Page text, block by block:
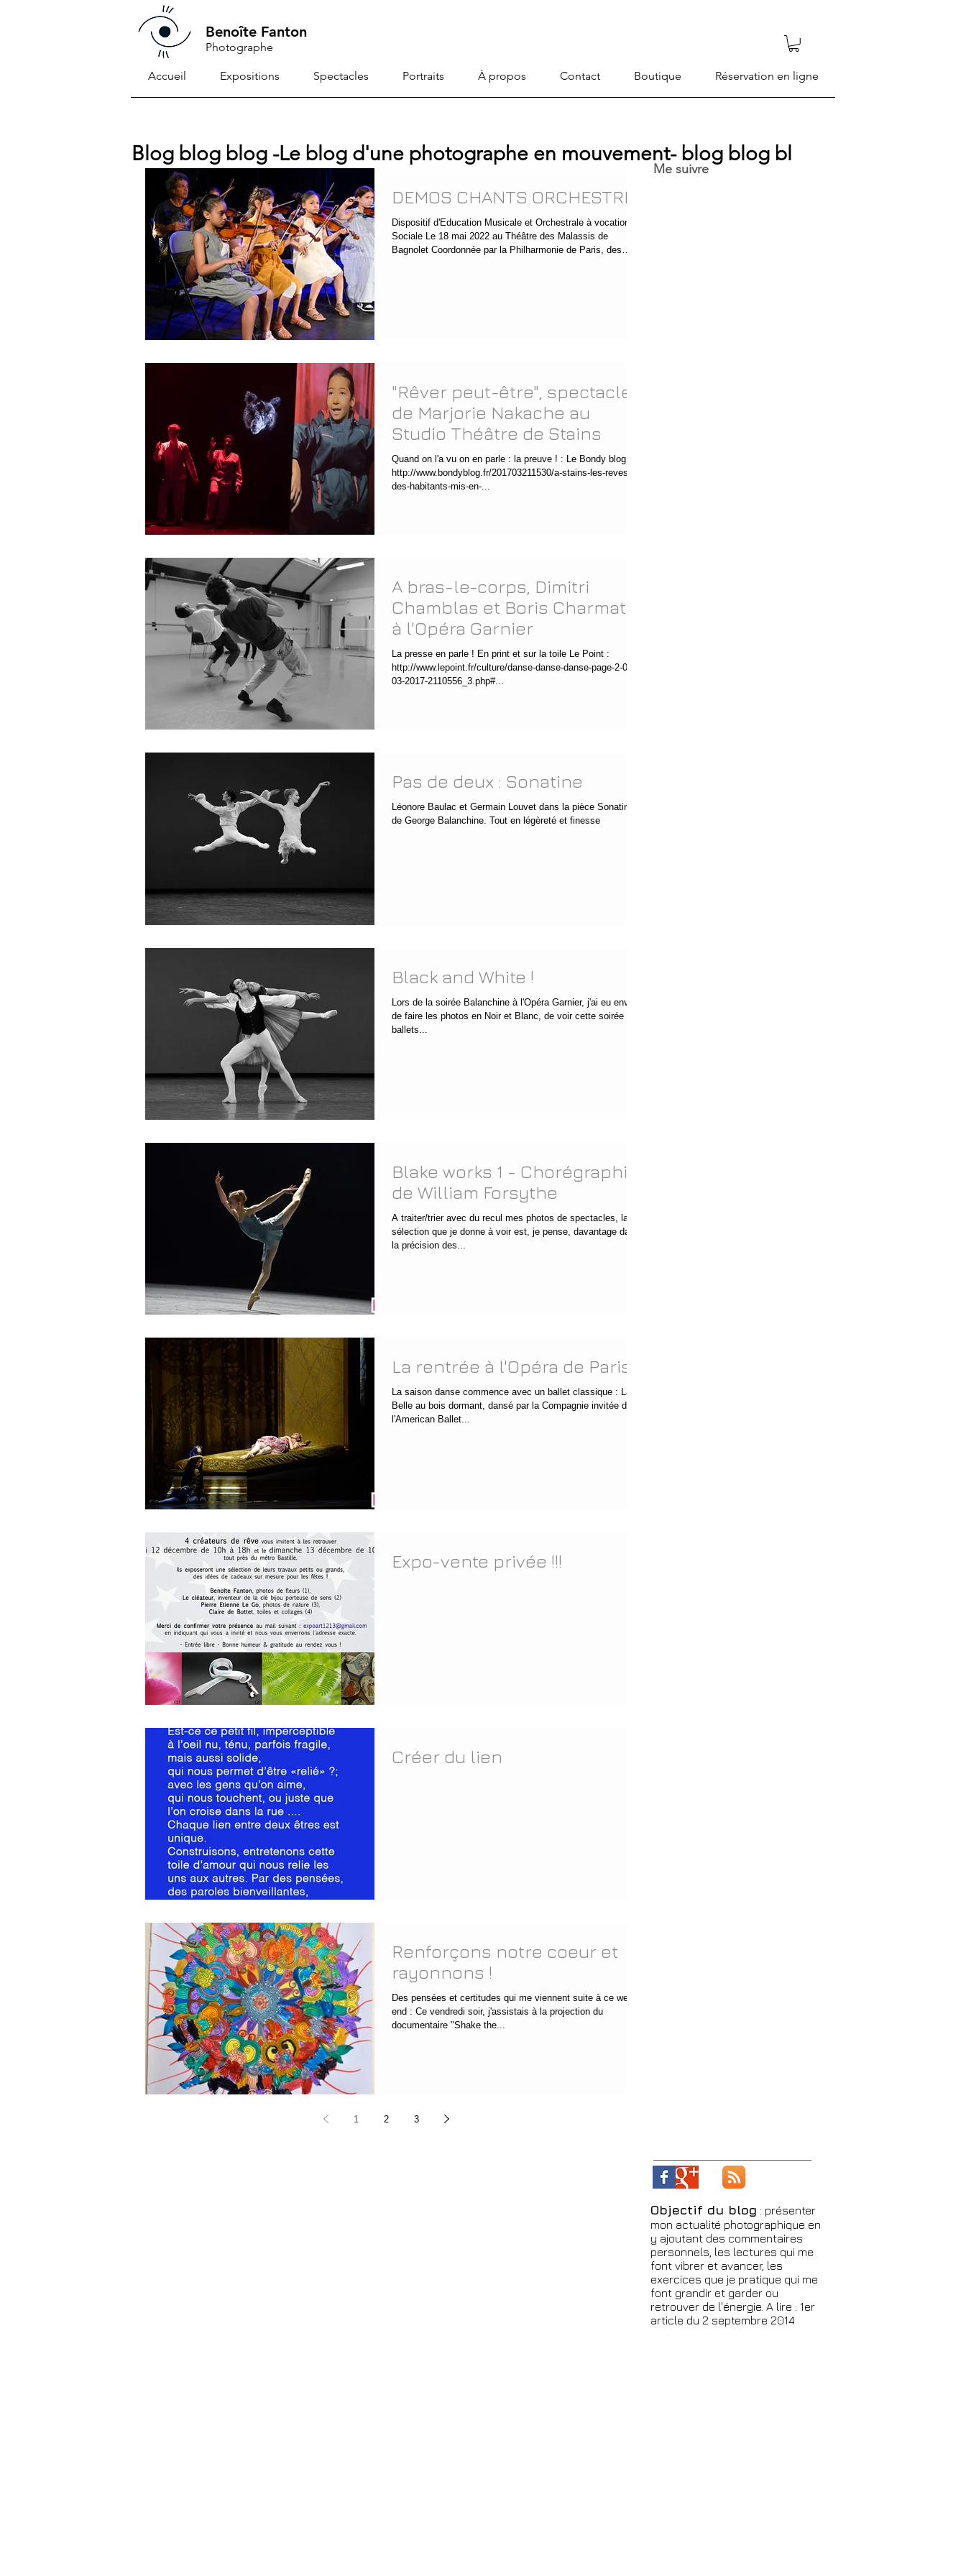
Benoîte Fanton
Photographe
Accueil Expositions Spectacles Portraits À propos Contact Boutique Réservation en ligne
Blog blog blog -Le blog d'une photographe en mouvement- blog blog bl
DEMOS CHANTS ORCHESTRE
Dispositif d'Education Musicale et Orchestrale à vocation
Sociale Le 18 mai 2022 au Théâtre des Malassis de
Bagnolet Coordonnée par la Philharmonie de Paris, des
"Rêver peut-être", spectacle
de Marjorie Nakache au
Studio Théâtre de Stains
Quand on l'a vu on en parle : la preuve ! : Le Bondy blog :
http://www.bondyblog.fr/201703211530/a-stains-les-reves-
des-habitants-mis-en-...
A bras-le-corps, Dimitri
Chamblas et Boris Charmatz
à l'Opéra Garnier
La presse en parle ! En print et sur la toile Le Point :
http://www.lepoint.fr/culture/danse-danse-danse-page-2-09-
03-2017-2110556_3.php#...
Pas de deux : Sonatine
Léonore Baulac et Germain Louvet dans la pièce Sonatine,
de George Balanchine. Tout en légèreté et finesse
Black and White !
Lors de la soirée Balanchine à l'Opéra Garnier, j'ai eu envie
de faire les photos en Noir et Blanc, de voir cette soirée de
ballets...
Blake works 1 - Chorégraphie
de William Forsythe
A traiter/trier avec du recul mes photos de spectacles, la
sélection que je donne à voir est, je pense, davantage dans
la précision des...
La rentrée à l'Opéra de Paris
La saison danse commence avec un ballet classique : La
Belle au bois dormant, dansé par la Compagnie invitée de
l'American Ballet...
Expo-vente privée !!!
Créer du lien
Renforçons notre coeur et
rayonnons !
Des pensées et certitudes qui me viennent suite à ce week-
end : Ce vendredi soir, j'assistais à la projection du
documentaire "Shake the...
1 2 3
Me suivre
Objectif du blog : présenter
mon actualité photographique en
y ajoutant des commentaires
personnels, les lectures qui me
font vibrer et avancer, les
exercices que je pratique qui me
font grandir et garder ou
retrouver de l'énergie. A lire : 1er
article du 2 septembre 2014